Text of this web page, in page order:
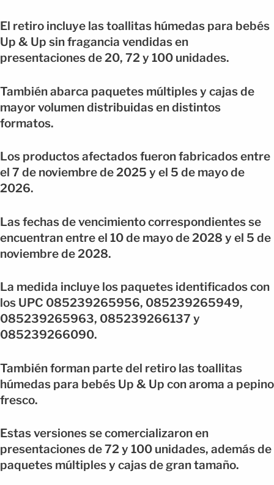
El retiro incluye las toallitas húmedas para bebés
Up & Up sin fragancia vendidas en
presentaciones de 20, 72 y 100 unidades.
También abarca paquetes múltiples y cajas de
mayor volumen distribuidas en distintos
formatos.
Los productos afectados fueron fabricados entre
el 7 de noviembre de 2025 y el 5 de mayo de
2026.
Las fechas de vencimiento correspondientes se
encuentran entre el 10 de mayo de 2028 y el 5 de
noviembre de 2028.
La medida incluye los paquetes identificados con
los UPC 085239265956, 085239265949,
085239265963, 085239266137 y
085239266090.
También forman parte del retiro las toallitas
húmedas para bebés Up & Up con aroma a pepino
fresco.
Estas versiones se comercializaron en
presentaciones de 72 y 100 unidades, además de
paquetes múltiples y cajas de gran tamaño.